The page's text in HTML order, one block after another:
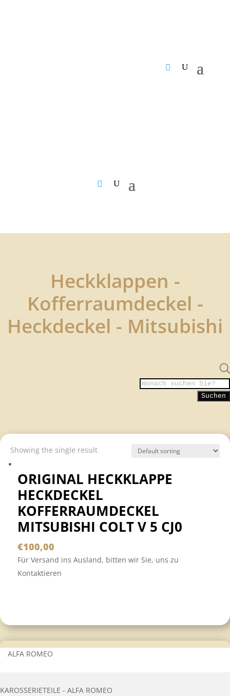
Heckklappen -
Kofferraumdeckel -
Heckdeckel - Mitsubishi
Products
Suchen
Showing the single result
ORIGINAL HECKKLAPPE
HECKDECKEL
KOFFERRAUMDECKEL
MITSUBISHI COLT V 5 CJ0
€100,00
Für Versand ins Ausland, bitten wir Sie, uns zu
Kontaktieren
ALFA ROMEO
KAROSSERIETEIL​E - ALFA ROMEO